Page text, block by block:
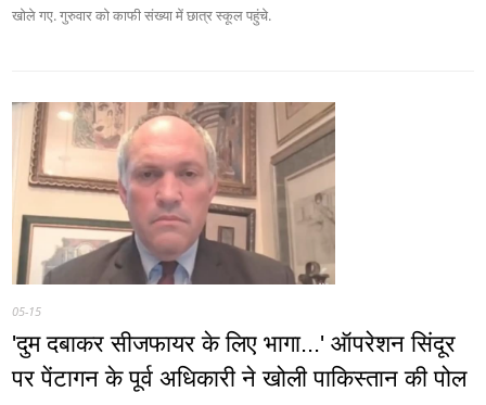
खोले गए. गुरुवार को काफी संख्या में छात्र स्कूल पहुंचे.
05-15
'दुम दबाकर सीजफायर के लिए भागा...' ऑपरेशन सिंदूर
पर पेंटागन के पूर्व अधिकारी ने खोली पाकिस्‍तान की पोल